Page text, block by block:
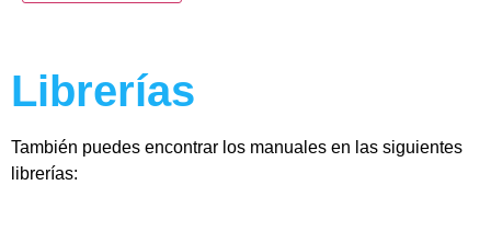
Librerías
También puedes encontrar los manuales en las siguientes
librerías: